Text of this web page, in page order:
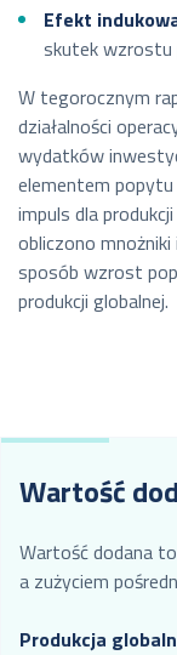
Efekt
skutek wzrostu
W tegorocznym
działalności
wydatków
elementem
impuls dla
obliczono
sposób wzrost
produkcji globalnej.
Wartość
Wartość dodana
a zużyciem
Produkcja